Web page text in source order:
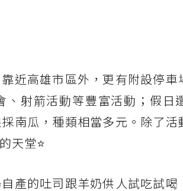
近高雄市區外，更有附設停車
射箭活動等豐富活動；假日
南瓜，種類相當多元。除了活
天堂⭐
產的吐司跟羊奶供人試吃試喝